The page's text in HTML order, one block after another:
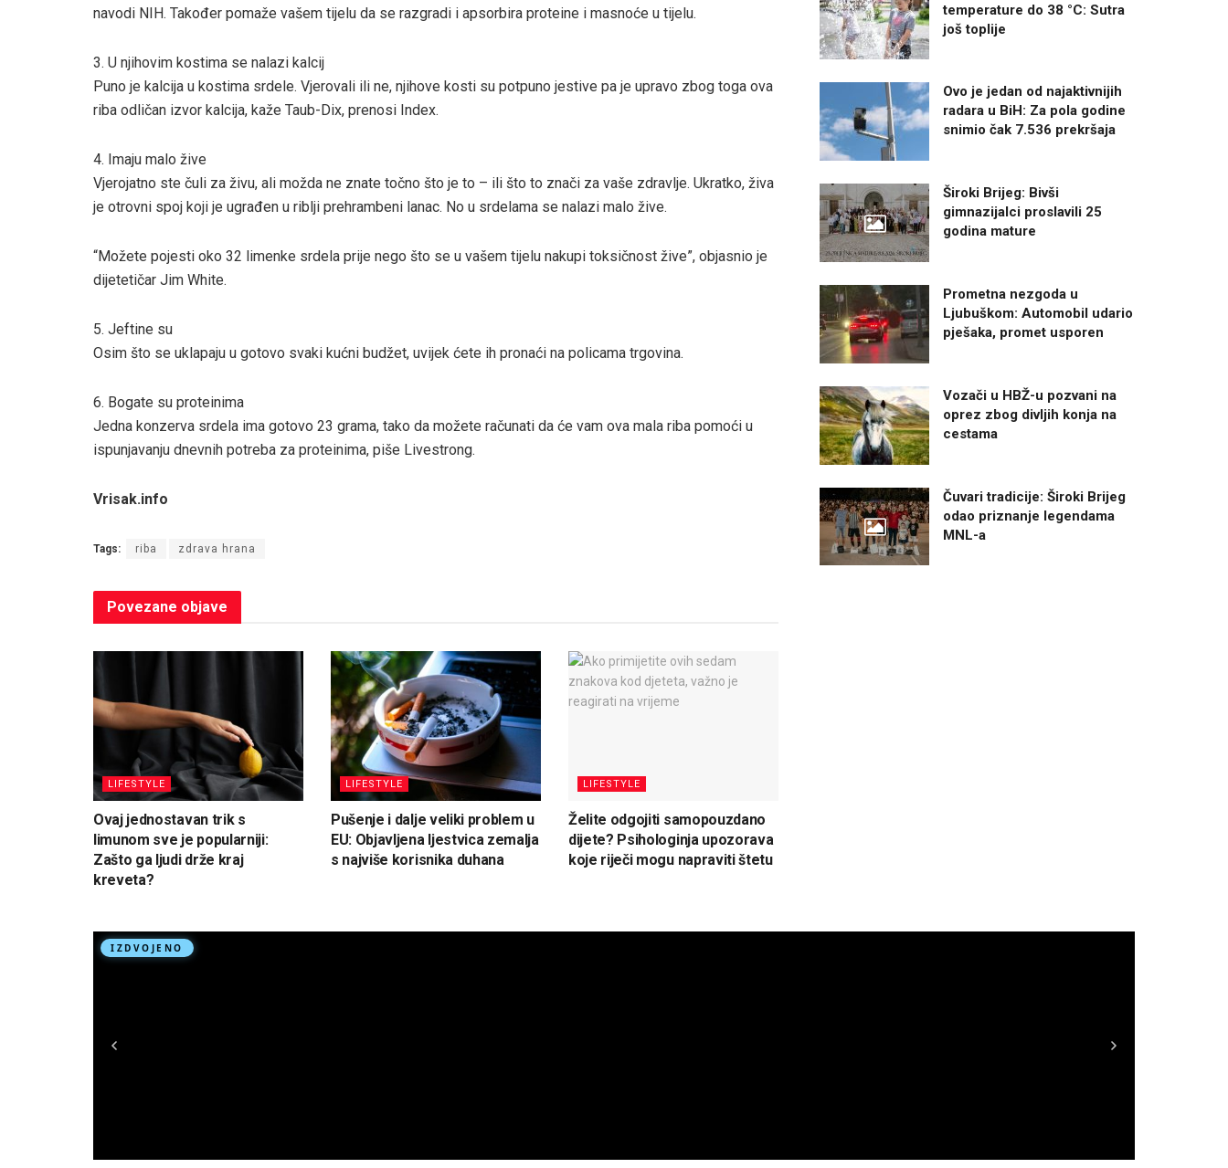
navodi NIH. Također pomaže vašem tijelu da se razgradi i apsorbira proteine ​​i masnoće u tijelu.
3. U njihovim kostima se nalazi kalcij
Puno je kalcija u kostima srdele. Vjerovali ili ne, njihove kosti su potpuno jestive pa je upravo zbog toga ova
riba odličan izvor kalcija, kaže Taub-Dix, prenosi Index.
4. Imaju malo žive
Vjerojatno ste čuli za živu, ali možda ne znate točno što je to – ili što to znači za vaše zdravlje. Ukratko, živa
je otrovni spoj koji je ugrađen u riblji prehrambeni lanac. No u srdelama se nalazi malo žive.
“Možete pojesti oko 32 limenke srdela prije nego što se u vašem tijelu nakupi toksičnost žive”, objasnio je
dijetetičar Jim White.
5. Jeftine su
Osim što se uklapaju u gotovo svaki kućni budžet, uvijek ćete ih pronaći na policama trgovina.
6. Bogate su proteinima
Jedna konzerva srdela ima gotovo 23 grama, tako da možete računati da će vam ova mala riba pomoći u
ispunjavanju dnevnih potreba za proteinima, piše Livestrong.
Vrisak.info
Tags: riba zdrava hrana
Povezane objave
LIFESTYLE
Ovaj jednostavan trik s
limunom sve je popularniji:
Zašto ga ljudi drže kraj
kreveta?
LIFESTYLE
Pušenje i dalje veliki problem u
EU: Objavljena ljestvica zemalja
s najviše korisnika duhana
LIFESTYLE
Želite odgojiti samopouzdano
dijete? Psihologinja upozorava
koje riječi mogu napraviti štetu
temperature do 38 °C: Sutra
još toplije
Ovo je jedan od najaktivnijih
radara u BiH: Za pola godine
snimio čak 7.536 prekršaja
Široki Brijeg: Bivši
gimnazijalci proslavili 25
godina mature
Prometna nezgoda u
Ljubuškom: Automobil udario
pješaka, promet usporen
Vozači u HBŽ-u pozvani na
oprez zbog divljih konja na
cestama
Čuvari tradicije: Široki Brijeg
odao priznanje legendama
MNL-a